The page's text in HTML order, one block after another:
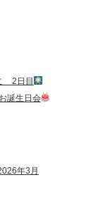
2日目
誕生日会
年3月